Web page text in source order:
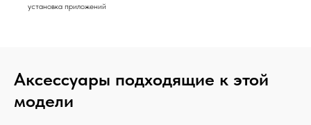
установка приложений
Аксессуары подходящие к этой
модели